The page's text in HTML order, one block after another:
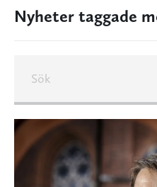
Nyheter taggade